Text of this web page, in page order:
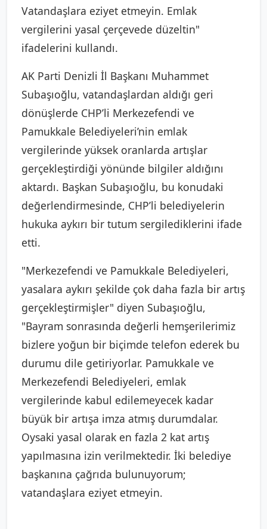
Vatandaşlara eziyet etmeyin. Emlak
vergilerini yasal çerçevede düzeltin"
ifadelerini kullandı.
AK Parti Denizli İl Başkanı Muhammet
Subaşıoğlu, vatandaşlardan aldığı geri
dönüşlerde CHP’li Merkezefendi ve
Pamukkale Belediyeleri’nin emlak
vergilerinde yüksek oranlarda artışlar
gerçekleştirdiği yönünde bilgiler aldığını
aktardı. Başkan Subaşıoğlu, bu konudaki
değerlendirmesinde, CHP’li belediyelerin
hukuka aykırı bir tutum sergilediklerini ifade
etti.
"Merkezefendi ve Pamukkale Belediyeleri,
yasalara aykırı şekilde çok daha fazla bir artış
gerçekleştirmişler" diyen Subaşıoğlu,
"Bayram sonrasında değerli hemşerilerimiz
bizlere yoğun bir biçimde telefon ederek bu
durumu dile getiriyorlar. Pamukkale ve
Merkezefendi Belediyeleri, emlak
vergilerinde kabul edilemeyecek kadar
büyük bir artışa imza atmış durumdalar.
Oysaki yasal olarak en fazla 2 kat artış
yapılmasına izin verilmektedir. İki belediye
başkanına çağrıda bulunuyorum;
vatandaşlara eziyet etmeyin.